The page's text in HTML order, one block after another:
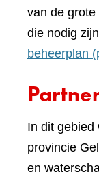
van de grote
die nodig
beheerplan
In dit gebied
provincie
en